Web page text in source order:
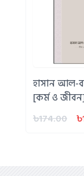
হাসান আল-
[কর্ম ও
৳174.00